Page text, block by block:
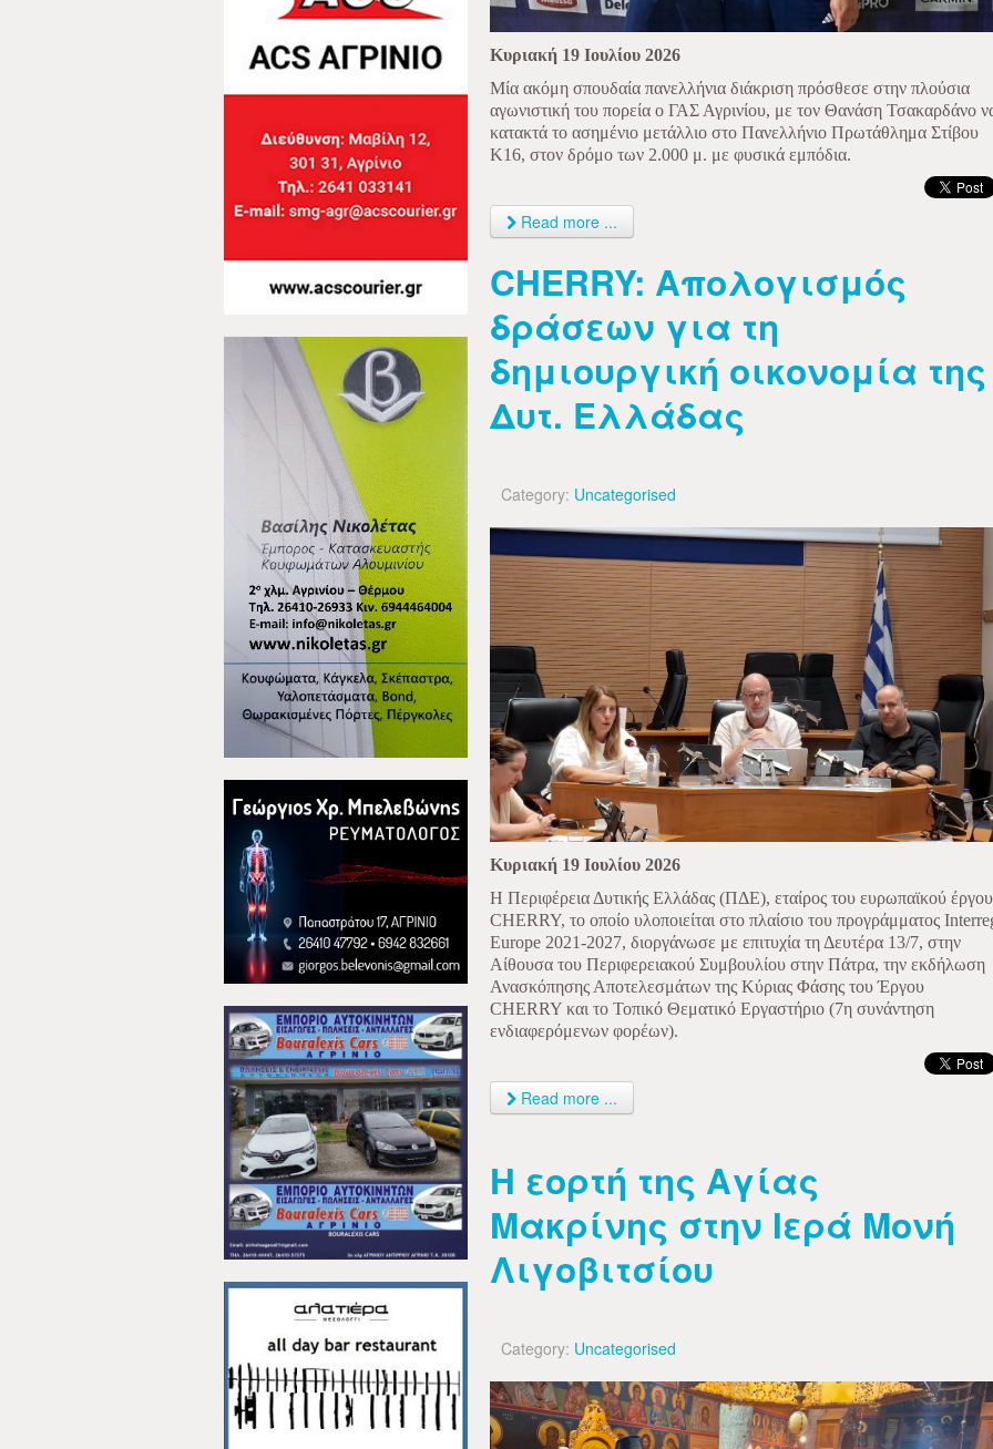
Κυριακή 19 Ιουλίου 2026
Μία ακόμη σπουδαία πανελλήνια διάκριση πρόσθεσε στην πλούσια
αγωνιστική του πορεία ο ΓΑΣ Αγρινίου, με τον Θανάση Τσακαρδάνο
κατακτά το ασημένιο μετάλλιο στο Πανελλήνιο Πρωτάθλημα Στίβου
Κ16, στον δρόμο των 2.000 μ. με φυσικά εμπόδια.
Read more ...
CHERRY: Απολογισμός
δράσεων για τη
δημιουργική οικονομία της
Δυτ. Ελλάδας
Category: Uncategorised
Κυριακή 19 Ιουλίου 2026
Η Περιφέρεια Δυτικής Ελλάδας (ΠΔΕ), εταίρος του ευρωπαϊκού έργου
CHERRY, το οποίο υλοποιείται στο πλαίσιο του προγράμματος
Europe 2021-2027, διοργάνωσε με επιτυχία τη Δευτέρα 13/7, στην
Αίθουσα του Περιφερειακού Συμβουλίου στην Πάτρα, την εκδήλωση
Ανασκόπησης Αποτελεσμάτων της Κύριας Φάσης του Έργου
CHERRY και το Τοπικό Θεματικό Εργαστήριο (7η συνάντηση
ενδιαφερόμενων φορέων).
Read more ...
Η εορτή της Αγίας
Μακρίνης στην Ιερά Μονή
Λιγοβιτσίου
Category: Uncategorised